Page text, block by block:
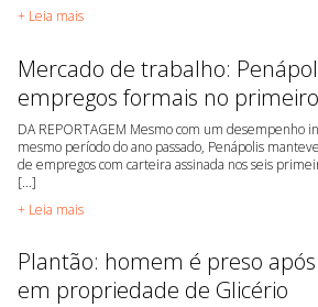
+ Leia mais
Mercado de trabalho:
empregos formais no
DA REPORTAGEM Mesmo com um desempenho
mesmo período do ano passado, Penápolis
de empregos com carteira assinada nos seis
[...]
+ Leia mais
Plantão: homem é preso
em propriedade de Glicério